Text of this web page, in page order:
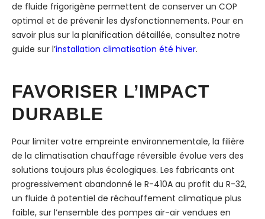
de fluide frigorigène permettent de conserver un COP
optimal et de prévenir les dysfonctionnements. Pour en
savoir plus sur la planification détaillée, consultez notre
guide sur l’installation climatisation été hiver.
FAVORISER L’IMPACT
DURABLE
Pour limiter votre empreinte environnementale, la filière
de la climatisation chauffage réversible évolue vers des
solutions toujours plus écologiques. Les fabricants ont
progressivement abandonné le R-410A au profit du R-32,
un fluide à potentiel de réchauffement climatique plus
faible, sur l’ensemble des pompes air-air vendues en